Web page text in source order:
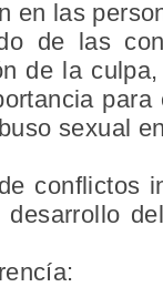
en las
de las
de la
sexual
conflictos